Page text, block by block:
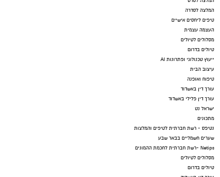
המלצה לסדרה
טיפים ליחסים אישיים
העצמה עצמית
מסלולים לטיולים
טיולים בדרום
ייעוץ טכנולוגי ופתרונות AI
עיצוב הבית
טיפוח ואופנה
עורך דין באשדוד
עורך דין פלילי באשדוד
ישראל נט
מתכונים
נטיפס - רשת חברתית לטיפים והמלצות
שערים חשמליים בבאר שבע
Netips -רשת חברתית לחכמת ההמונים
מסלולים לטיולים
טיולים בדרום